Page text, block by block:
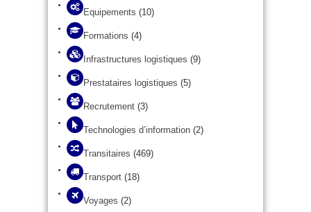
Equipements (10)
Formations (4)
Infrastructures logistiques (9)
Prestataires logistiques (5)
Recrutement (3)
Technologies d’information (2)
Transitaires (469)
Transport (18)
Voyages (2)